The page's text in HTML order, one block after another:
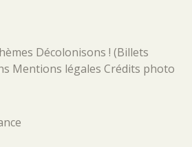
Décolonisons ! (Billets
Mentions légales Crédits photo